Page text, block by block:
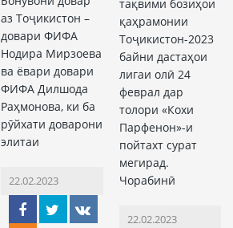
аз Тоҷикистон –
довари ФИФА
Нодира Мирзоева
ва ёвари довари
ФИФА Дилшода
Раҳмонова, ки ба
рӯйхати доварони
элитаи
22.02.2023
тақвими бозиҳои
қаҳрамонии
Тоҷикистон-2023
байни дастаҳои
лигаи олӣ 24
феврал дар
толори «Кохи
Парфенон»-и
пойтахт сурат
мегирад.
Чорабинӣ
22.02.2023